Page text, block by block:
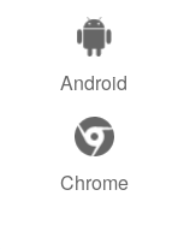
Android
Chrome